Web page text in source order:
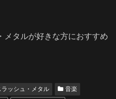
メタルが好きな方におすすめ
ッシュ・メタル
音楽